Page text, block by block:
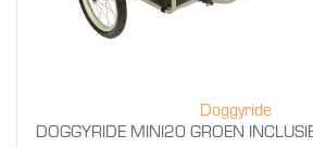
Doggyride
DOGGYRIDE MINI20 GROEN